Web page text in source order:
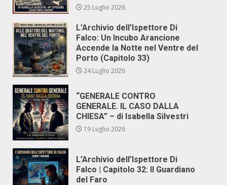
25 Luglio 2026
L’Archivio dell’Ispettore Di
Falco: Un Incubo Arancione
Accende la Notte nel Ventre del
Porto (Capitolo 33)
24 Luglio 2026
“GENERALE CONTRO
GENERALE. IL CASO DALLA
CHIESA” – di Isabella Silvestri
19 Luglio 2026
L’Archivio dell’Ispettore Di
Falco | Capitolo 32: Il Guardiano
del Faro